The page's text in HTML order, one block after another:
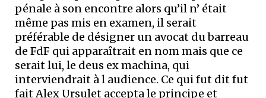
pénale à son encontre alors qu’il n’ était
même pas mis en examen, il serait
préférable de désigner un avocat du barreau
de FdF qui apparaîtrait en nom mais que ce
serait lui, le deus ex machina, qui
interviendrait à l audience. Ce qui fut dit fut
fait Alex Ursulet accepta le principe et